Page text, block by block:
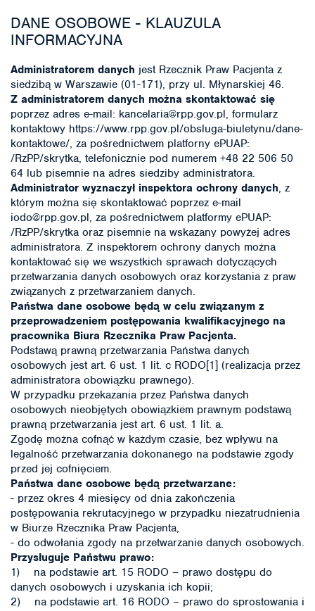
DANE OSOBOWE - KLAUZULA
INFORMACYJNA
Administratorem danych jest Rzecznik Praw Pacjenta z
siedzibą w Warszawie (01-171), przy ul. Młynarskiej 46.
Z administratorem danych można skontaktować się
poprzez adres e-mail: kancelaria@rpp.gov.pl, formularz
kontaktowy https://www.rpp.gov.pl/obsluga-biuletynu/dane-
kontaktowe/, za pośrednictwem platforny ePUAP:
/RzPP/skrytka, telefonicznie pod numerem +48 22 506 50
64 lub pisemnie na adres siedziby administratora.
Administrator wyznaczył inspektora ochrony danych, z
którym można się skontaktować poprzez e-mail
iodo@rpp.gov.pl, za pośrednictwem platformy ePUAP:
/RzPP/skrytka oraz pisemnie na wskazany powyżej adres
administratora. Z inspektorem ochrony danych można
kontaktować się we wszystkich sprawach dotyczących
przetwarzania danych osobowych oraz korzystania z praw
związanych z przetwarzaniem danych.
Państwa dane osobowe będą w celu związanym z
przeprowadzeniem postępowania kwalifikacyjnego na
pracownika Biura Rzecznika Praw Pacjenta.
Podstawą prawną przetwarzania Państwa danych
osobowych jest art. 6 ust. 1 lit. c RODO[1] (realizacja przez
administratora obowiązku prawnego).
W przypadku przekazania przez Państwa danych
osobowych nieobjętych obowiązkiem prawnym podstawą
prawną przetwarzania jest art. 6 ust. 1 lit. a.
Zgodę można cofnąć w każdym czasie, bez wpływu na
legalność przetwarzania dokonanego na podstawie zgody
przed jej cofnięciem.
Państwa dane osobowe będą przetwarzane:
- przez okres 4 miesięcy od dnia zakończenia
postępowania rekrutacyjnego w przypadku niezatrudnienia
w Biurze Rzecznika Praw Pacjenta,
- do odwołania zgody na przetwarzanie danych osobowych.
Przysługuje Państwu prawo:
1) na podstawie art. 15 RODO – prawo dostępu do
danych osobowych i uzyskania ich kopii;
2) na podstawie art. 16 RODO – prawo do sprostowania i